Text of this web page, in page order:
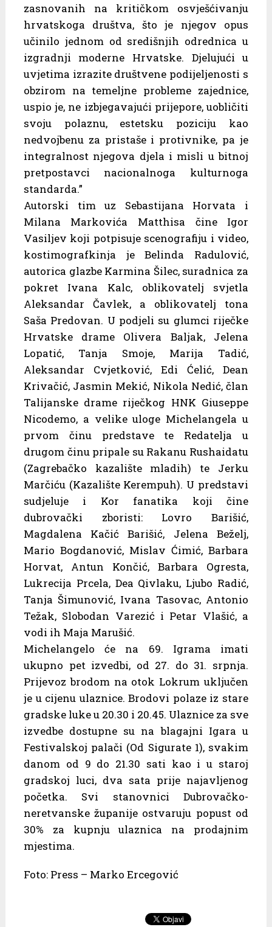
zasnovanih na kritičkom osvješćivanju
hrvatskoga društva, što je njegov opus
učinilo jednom od središnjih odrednica u
izgradnji moderne Hrvatske. Djelujući u
uvjetima izrazite društvene podijeljenosti s
obzirom na temeljne probleme zajednice,
uspio je, ne izbjegavajući prijepore, uobličiti
svoju polaznu, estetsku poziciju kao
nedvojbenu za pristaše i protivnike, pa je
integralnost njegova djela i misli u bitnoj
pretpostavci nacionalnoga kulturnoga
standarda.”
Autorski tim uz Sebastijana Horvata i
Milana Markovića Matthisa čine Igor
Vasiljev koji potpisuje scenografiju i video,
kostimografkinja je Belinda Radulović,
autorica glazbe Karmina Šilec, suradnica za
pokret Ivana Kalc, oblikovatelj svjetla
Aleksandar Čavlek, a oblikovatelj tona
Saša Predovan. U podjeli su glumci riječke
Hrvatske drame Olivera Baljak, Jelena
Lopatić, Tanja Smoje, Marija Tadić,
Aleksandar Cvjetković, Edi Ćelić, Dean
Krivačić, Jasmin Mekić, Nikola Nedić, član
Talijanske drame riječkog HNK Giuseppe
Nicodemo, a velike uloge Michelangela u
prvom činu predstave te Redatelja u
drugom činu pripale su Rakanu Rushaidatu
(Zagrebačko kazalište mladih) te Jerku
Marčiću (Kazalište Kerempuh). U predstavi
sudjeluje i Kor fanatika koji čine
dubrovački zboristi: Lovro Barišić,
Magdalena Kačić Barišić, Jelena Beželj,
Mario Bogdanović, Mislav Ćimić, Barbara
Horvat, Antun Končić, Barbara Ogresta,
Lukrecija Prcela, Dea Qivlaku, Ljubo Radić,
Tanja Šimunović, Ivana Tasovac, Antonio
Težak, Slobodan Varezić i Petar Vlašić, a
vodi ih Maja Marušić.
Michelangelo će na 69. Igrama imati
ukupno pet izvedbi, od 27. do 31. srpnja.
Prijevoz brodom na otok Lokrum uključen
je u cijenu ulaznice. Brodovi polaze iz stare
gradske luke u 20.30 i 20.45. Ulaznice za sve
izvedbe dostupne su na blagajni Igara u
Festivalskoj palači (Od Sigurate 1), svakim
danom od 9 do 21.30 sati kao i u staroj
gradskoj luci, dva sata prije najavljenog
početka. Svi stanovnici Dubrovačko-
neretvanske županije ostvaruju popust od
30% za kupnju ulaznica na prodajnim
mjestima.
Foto: Press – Marko Ercegović